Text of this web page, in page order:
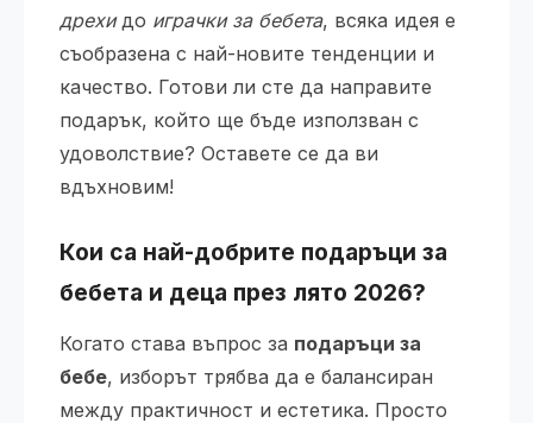
дрехидо играчки за бебета, всяка идея е
съобразена с най-новите тенденции и
качество. Готови ли сте да направите
подарък, който ще бъде използван с
удоволствие? Оставете се да ви
вдъхновим!
Кои са най-добрите подаръци за
бебета и деца през лято 2026?
Когато става въпрос за подаръци за
бебе, изборът трябва да е балансиран
между практичност и естетика. Просто